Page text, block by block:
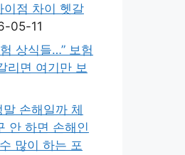
이점 차이 헷갈
05-11
상식들…” 보험
리면 여기만 보
손해일까 체
안 하면 손해인
많이 하는 포